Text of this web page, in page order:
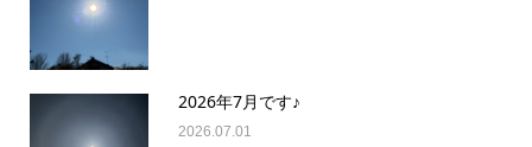
2026年7月です♪
2026.07.01